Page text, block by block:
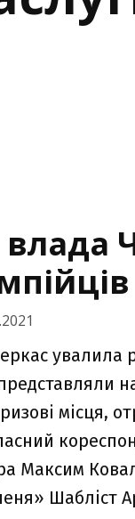
влада
увалила
місця,
Максим
Шабліст